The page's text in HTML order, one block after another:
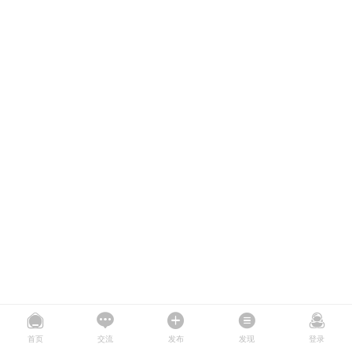
首页 交流 发布 发现 登录